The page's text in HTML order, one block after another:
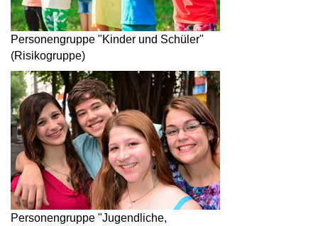
Personengruppe "Kinder und Schüler"
(Risikogruppe)
Personengruppe "Jugendliche,